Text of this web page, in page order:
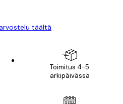
täältä
Toimitus 4-5
arkipäivässä